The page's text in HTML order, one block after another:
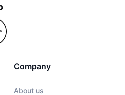
Company
About us